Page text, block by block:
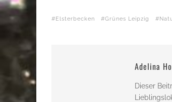
Elsterbecken Grünes Leipzig
Adelina
Dieser